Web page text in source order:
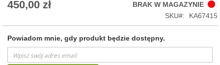
gallery
450,00 zł
BRAK W MAGAZYNIE
SKU
KA67415
Powiadom mnie, gdy produkt będzie dostępny.